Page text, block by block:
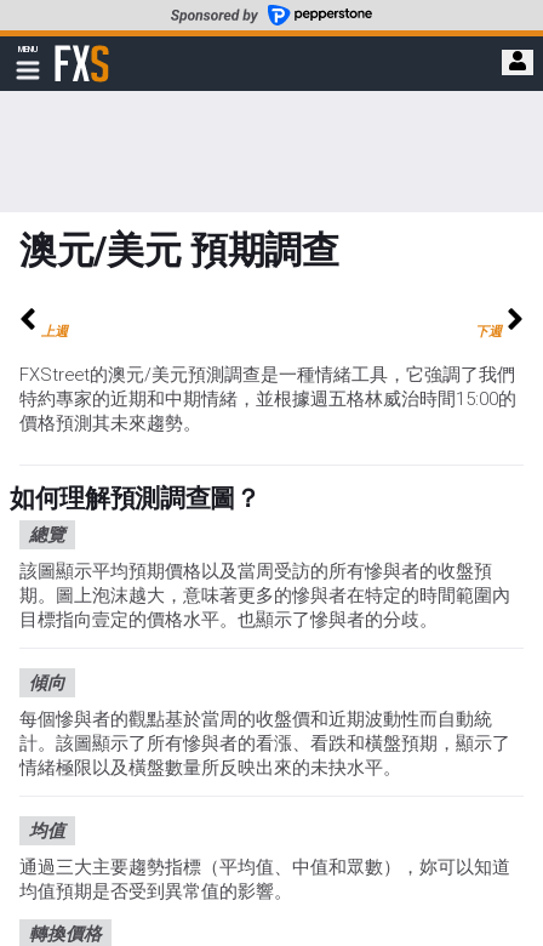
至
要
MENU
顯
示
FXStreet
澳元/美元 預期調查
上週 下週
FXStreet的澳元/美元預測調查是一種情緒工具，它強調了我們
特約專家的近期和中期情緒，並根據週五格林威治時間15:00的
價格預測其未來趨勢。
如何理解預測調查圖？
總覽
該圖顯示平均預期價格以及當周受訪的所有慘與者的收盤預
期。圖上泡沫越大，意味著更多的慘與者在特定的時間範圍內
目標指向壹定的價格水平。也顯示了慘與者的分歧。
傾向
每個慘與者的觀點基於當周的收盤價和近期波動性而自動統
計。該圖顯示了所有慘與者的看漲、看跌和橫盤預期，顯示了
情緒極限以及橫盤數量所反映出來的未抉水平。
均值
通過三大主要趨勢指標（平均值、中值和眾數），妳可以知道
均值預期是否受到異常值的影響。
轉換價格